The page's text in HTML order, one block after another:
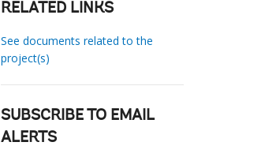
RELATED LINKS
See documents related to the
project(s)
SUBSCRIBE TO EMAIL
ALERTS